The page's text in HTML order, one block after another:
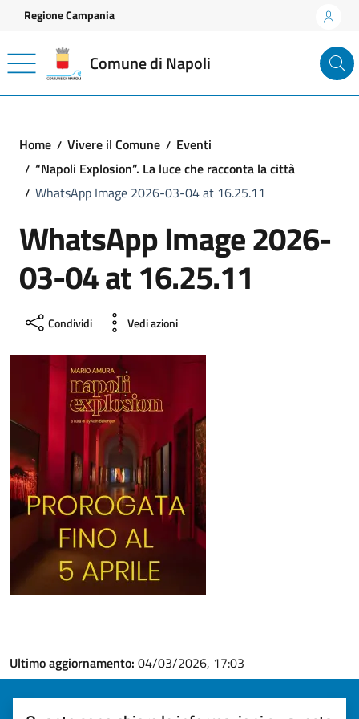
Vai ai contenuti
Vai al footer
Regione Campania
Comune di Napoli
Home Vivere il Comune
Eventi
“Napoli Explosion”. La luce che racconta la città
WhatsApp Image 2026-03-04 at 16.25.11
WhatsApp Image 2026-
03-04 at 16.25.11
Condividi Vedi azioni
Ultimo aggiornamento: 04/03/2026, 17:03